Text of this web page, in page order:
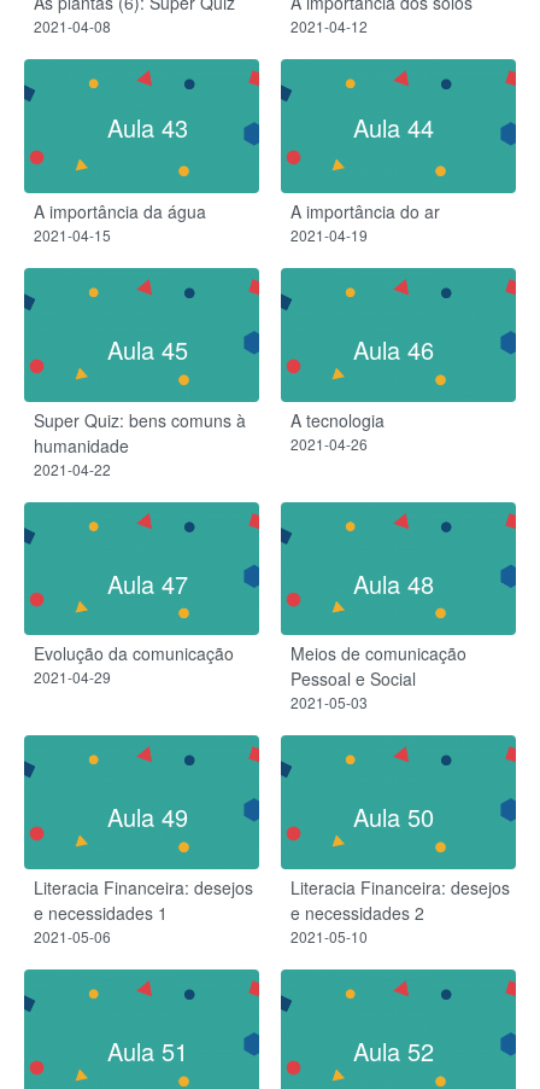
2021-04-08 2021-04-12
Aula 43
A importância da água
2021-04-15
Aula 44
A importância do ar
2021-04-19
Aula 45
Super Quiz: bens comuns à
humanidade
2021-04-22
Aula 46
A tecnologia
2021-04-26
Aula 47
Evolução da comunicação
2021-04-29
Aula 48
Meios de comunicação
Pessoal e Social
2021-05-03
Aula 49
Literacia Financeira: desejos
e necessidades 1
2021-05-06
Aula 50
Literacia Financeira: desejos
e necessidades 2
2021-05-10
Aula 51 Aula 52